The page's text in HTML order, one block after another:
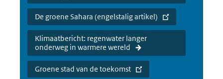
De groene Sahara (engelstalig artikel)
Klimaatbericht: regenwater langer
onderweg in warmere wereld
Groene stad van de toekomst